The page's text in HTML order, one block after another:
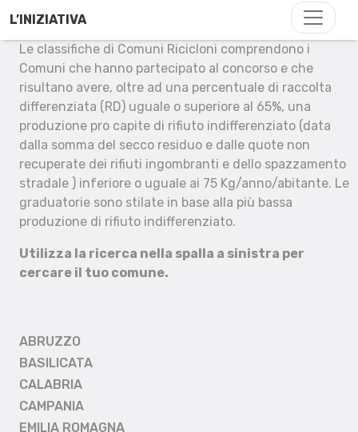
L’INIZIATIVA
Le classifiche di Comuni Ricicloni comprendono i
Comuni che hanno partecipato al concorso e che
risultano avere, oltre ad una percentuale di raccolta
differenziata (RD) uguale o superiore al 65%, una
produzione pro capite di rifiuto indifferenziato (data
dalla somma del secco residuo e dalle quote non
recuperate dei rifiuti ingombranti e dello spazzamento
stradale ) inferiore o uguale ai 75 Kg/anno/abitante. Le
graduatorie sono stilate in base alla più bassa
produzione di rifiuto indifferenziato.
Utilizza la ricerca nella spalla a sinistra per
cercare il tuo comune.
ABRUZZO
BASILICATA
CALABRIA
CAMPANIA
EMILIA ROMAGNA